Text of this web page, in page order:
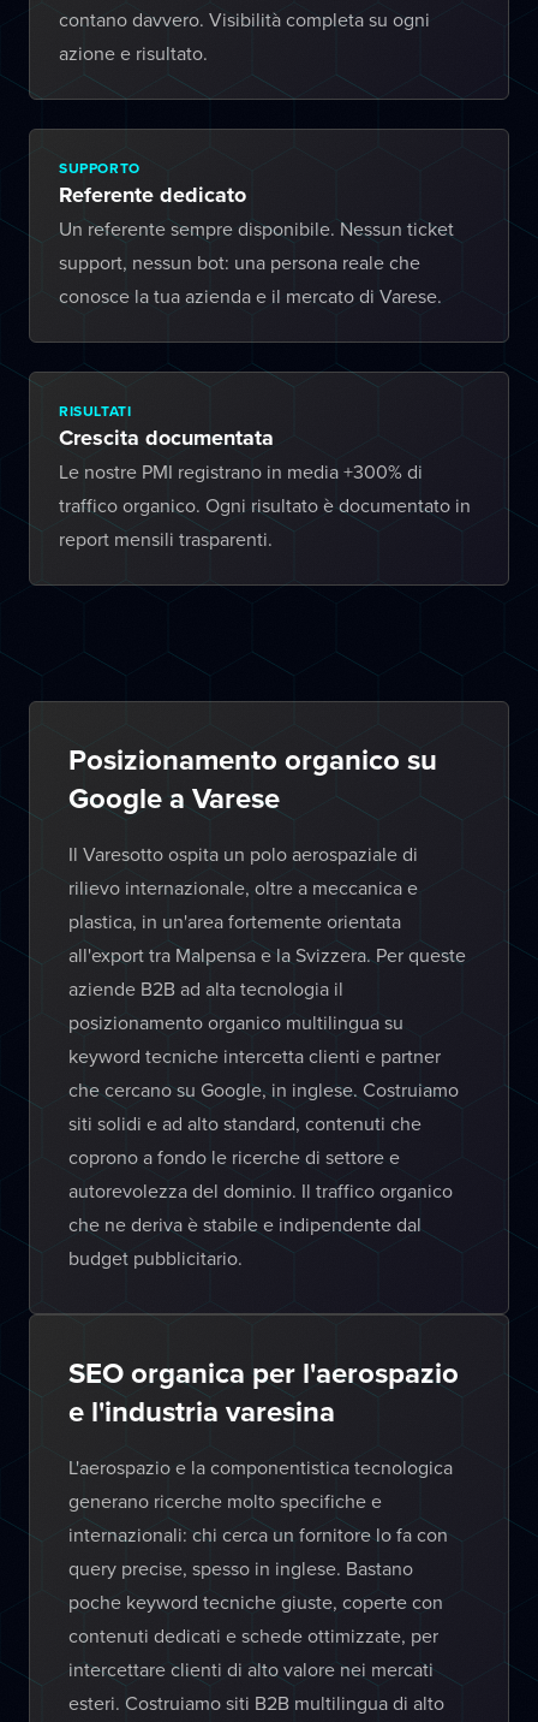
contano davvero. Visibilità completa su ogni
azione e risultato.
SUPPORTO
Referente dedicato
Un referente sempre disponibile. Nessun ticket
support, nessun bot: una persona reale che
conosce la tua azienda e il mercato di Varese.
RISULTATI
Crescita documentata
Le nostre PMI registrano in media +300% di
traffico organico. Ogni risultato è documentato in
report mensili trasparenti.
Posizionamento organico su
Google a Varese
Il Varesotto ospita un polo aerospaziale di
rilievo internazionale, oltre a meccanica e
plastica, in un'area fortemente orientata
all'export tra Malpensa e la Svizzera. Per queste
aziende B2B ad alta tecnologia il
posizionamento organico multilingua su
keyword tecniche intercetta clienti e partner
che cercano su Google, in inglese. Costruiamo
siti solidi e ad alto standard, contenuti che
coprono a fondo le ricerche di settore e
autorevolezza del dominio. Il traffico organico
che ne deriva è stabile e indipendente dal
budget pubblicitario.
SEO organica per l'aerospazio
e l'industria varesina
L'aerospazio e la componentistica tecnologica
generano ricerche molto specifiche e
internazionali: chi cerca un fornitore lo fa con
query precise, spesso in inglese. Bastano
poche keyword tecniche giuste, coperte con
contenuti dedicati e schede ottimizzate, per
intercettare clienti di alto valore nei mercati
esteri. Costruiamo siti B2B multilingua di alto